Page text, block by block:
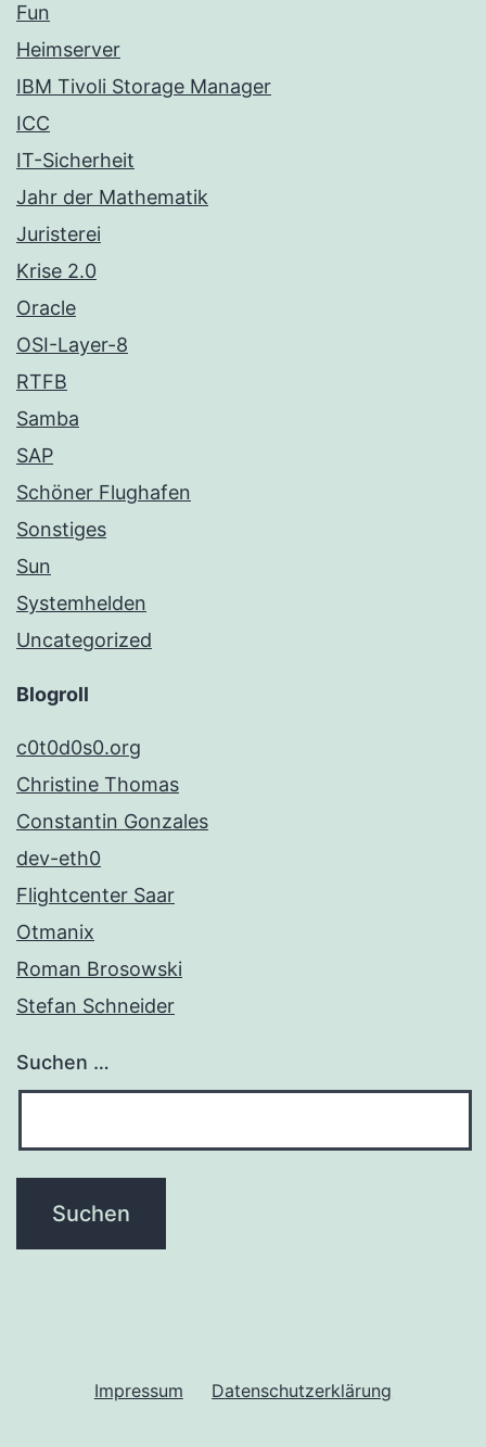
Fun
Heimserver
IBM Tivoli Storage Manager
ICC
IT-Sicherheit
Jahr der Mathematik
Juristerei
Krise 2.0
Oracle
OSI-Layer-8
RTFB
Samba
SAP
Schöner Flughafen
Sonstiges
Sun
Systemhelden
Uncategorized
Blogroll
c0t0d0s0.org
Christine Thomas
Constantin Gonzales
dev-eth0
Flightcenter Saar
Otmanix
Roman Brosowski
Stefan Schneider
Suchen …
Impressum Datenschutzerklärung